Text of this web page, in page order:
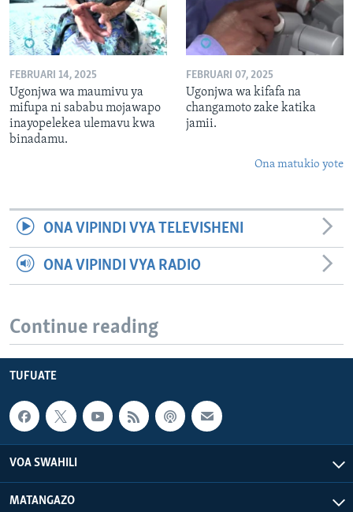
FEBRUARI 14, 2025
Ugonjwa wa maumivu ya
mifupa ni sababu mojawapo
inayopelekea ulemavu kwa
binadamu.
FEBRUARI 07, 2025
Ugonjwa wa kifafa na
changamoto zake katika
jamii.
Ona matukio yote
ONA VIPINDI VYA TELEVISHENI
ONA VIPINDI VYA RADIO
Continue reading
TUFUATE
VOA SWAHILI
MATANGAZO